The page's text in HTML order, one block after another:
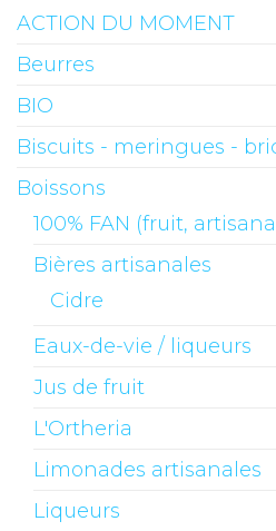
ACTION DU MOMENT
Beurres
BIO
Biscuits - meringues -
Boissons
100% FAN (fruit,
Bières artisanales
Cidre
Eaux-de-vie / liqueurs
Jus de fruit
L'Ortheria
Limonades artisanales
Liqueurs